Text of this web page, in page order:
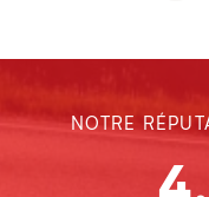
NOTRE